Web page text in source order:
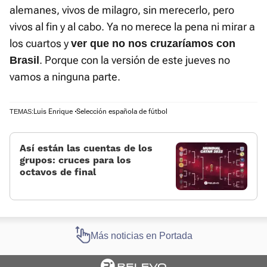
alemanes, vivos de milagro, sin merecerlo, pero
vivos al fin y al cabo. Ya no merece la pena ni mirar a
los cuartos y ver que no nos cruzaríamos con
Brasil. Porque con la versión de este jueves no
vamos a ninguna parte.
TEMAS:Luis Enrique Selección española de fútbol
Así están las cuentas de los
grupos: cruces para los
octavos de final
Más noticias en Portada